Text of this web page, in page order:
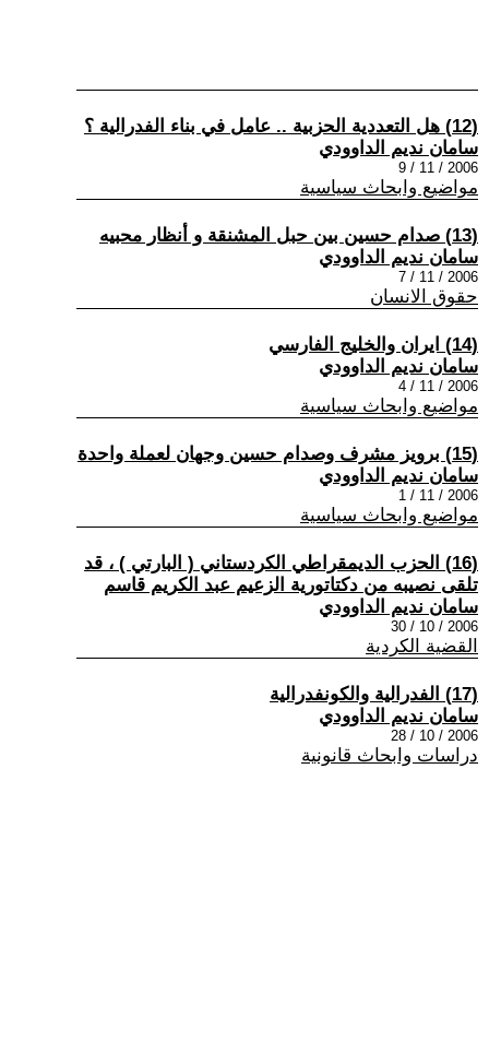
(12) هل التعددية الحزبية .. عامل في بناء الفدرالية ؟
سامان نديم الداوودي
2006 / 11 / 9
مواضيع وابحاث سياسية
(13) صدام حسين بين حبل المشنقة و أنظار محبيه
سامان نديم الداوودي
2006 / 11 / 7
حقوق الانسان
(14) ايران والخليج الفارسي
سامان نديم الداوودي
2006 / 11 / 4
مواضيع وابحاث سياسية
(15) برويز مشرف وصدام حسين وجهان لعملة واحدة
سامان نديم الداوودي
2006 / 11 / 1
مواضيع وابحاث سياسية
(16) الحزب الديمقراطي الكردستاني ( البارتي ) ، قد
تلقى نصيبه من دكتاتورية الزعيم عبد الكريم قاسم
سامان نديم الداوودي
2006 / 10 / 30
القضية الكردية
(17) الفدرالية والكونفدرالية
سامان نديم الداوودي
2006 / 10 / 28
دراسات وابحاث قانونية